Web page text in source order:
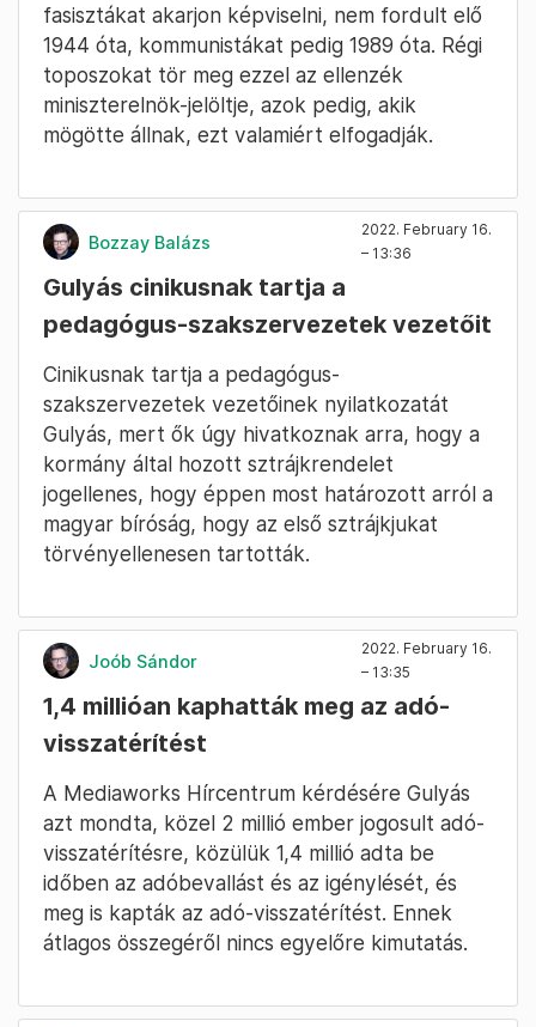
fasisztákat akarjon képviselni, nem fordult elő
1944 óta, kommunistákat pedig 1989 óta. Régi
toposzokat tör meg ezzel az ellenzék
miniszterelnök-jelöltje, azok pedig, akik
mögötte állnak, ezt valamiért elfogadják.
Bozzay Balázs
2022. February 16.
– 13:36
Gulyás cinikusnak tartja a
pedagógus-szakszervezetek vezetőit
Cinikusnak tartja a pedagógus-
szakszervezetek vezetőinek nyilatkozatát
Gulyás, mert ők úgy hivatkoznak arra, hogy a
kormány által hozott sztrájkrendelet
jogellenes, hogy éppen most határozott arról a
magyar bíróság, hogy az első sztrájkjukat
törvényellenesen tartották.
Joób Sándor
2022. February 16.
– 13:35
1,4 millióan kaphatták meg az adó-
visszatérítést
A Mediaworks Hírcentrum kérdésére Gulyás
azt mondta, közel 2 millió ember jogosult adó-
visszatérítésre, közülük 1,4 millió adta be
időben az adóbevallást és az igénylését, és
meg is kapták az adó-visszatérítést. Ennek
átlagos összegéről nincs egyelőre kimutatás.